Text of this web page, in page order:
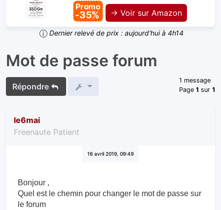
Promo
-35% → Voir sur Amazon
Dernier relevé de prix : aujourd'hui à 4h14
Mot de passe forum
Répondre
1 message
Page1 sur1
le6mai
Freenaute Patient
16 avril 2019, 09:49
Bonjour ,
Quel est le chemin pour changer le mot de passe sur
le forum